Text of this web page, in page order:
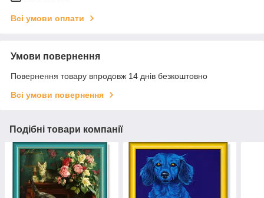
Всі умови оплати
Умови повернення
Повернення товару впродовж 14 днів безкоштовно
Всі умови повернення
Подібні товари компанії